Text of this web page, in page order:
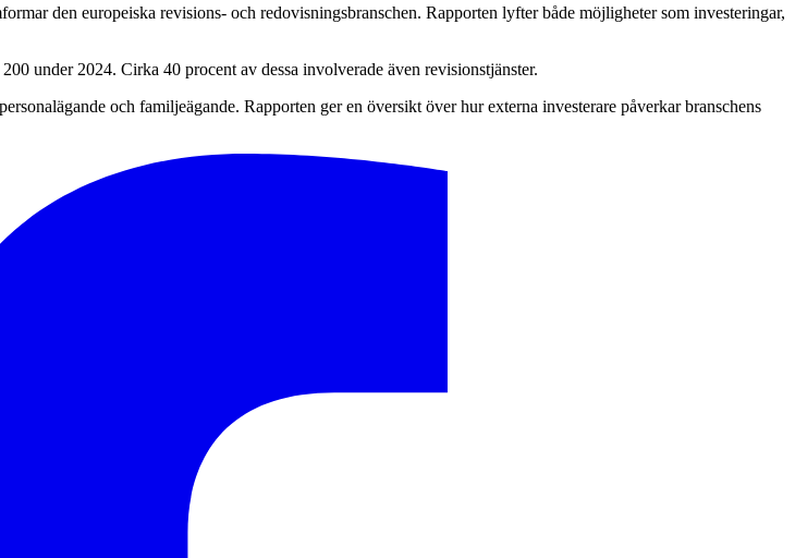
den europeiska revisions- och redovisningsbranschen. Rapporten lyfter både möjligheter som investeringar,
under 2024. Cirka 40 procent av dessa involverade även revisionstjänster.
och familjeägande. Rapporten ger en översikt över hur externa investerare påverkar branschens